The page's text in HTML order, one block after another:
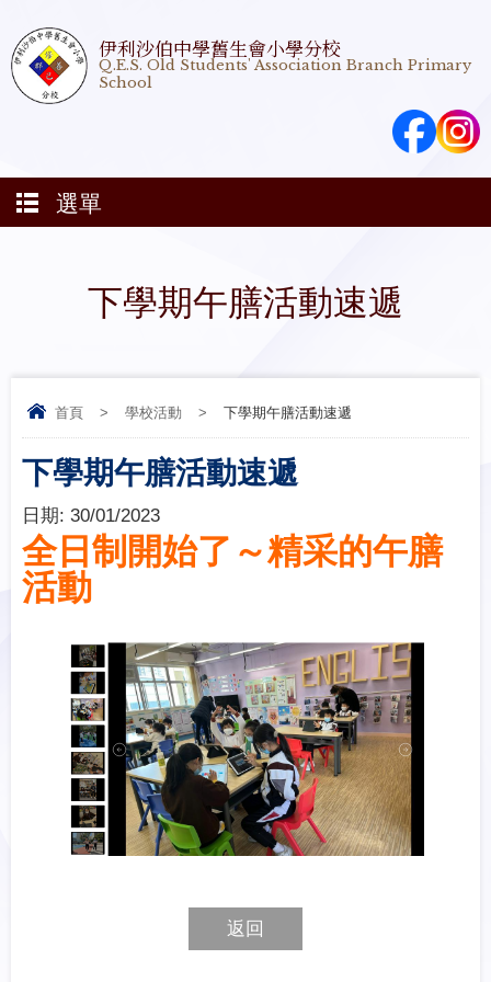
伊利沙伯中學舊生會小學分校
Q.E.S. Old Students' Association Branch Primary
School
選單
下學期午膳活動速遞
首頁 > 學校活動 > 下學期午膳活動速遞
下學期午膳活動速遞
日期: 30/01/2023
全日制開始了～精采的午膳
活動
返回